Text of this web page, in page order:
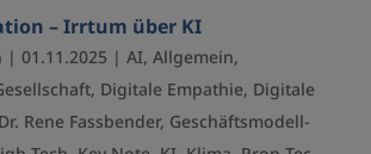
– Irrtum über KI
| 01.11.2025 | AI, Allgemein,
, Digitale Empathie, Digitale
Dr. Rene Fassbender, Geschäftsmodell-